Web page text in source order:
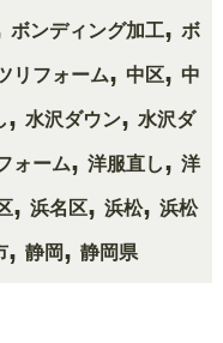
ボンディング加工, ボ
リフォーム, 中区, 中
, 水沢ダウン, 水沢ダ
ォーム, 洋服直し, 洋
, 浜名区, 浜松, 浜松
, 静岡, 静岡県